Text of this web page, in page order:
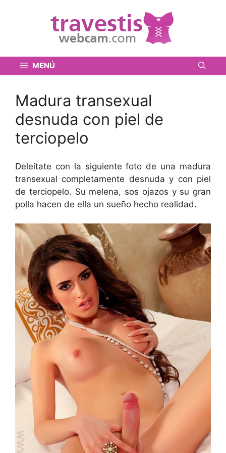
MENÚ
Madura transexual
desnuda con piel de
terciopelo
Deleitate con la siguiente foto de una madura
transexual completamente desnuda y con piel
de terciopelo. Su melena, sos ojazos y su gran
polla hacen de ella un sueño hecho realidad.